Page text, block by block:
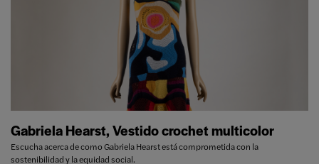
Gabriela Hearst, Vestido crochet multicolor
Escucha acerca de como Gabriela Hearst está comprometida con la
sostenibilidad y la equidad social.